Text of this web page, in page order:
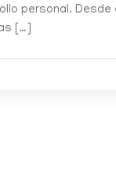
personal. Desde
[…]